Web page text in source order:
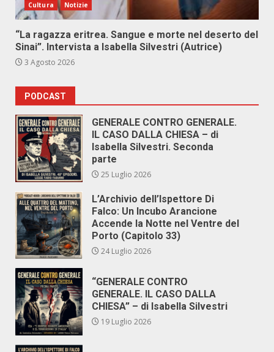
Cultura Notizie
“La ragazza eritrea. Sangue e morte nel deserto del
Sinai”. Intervista a Isabella Silvestri (Autrice)
3 Agosto 2026
PODCAST
GENERALE CONTRO GENERALE.
IL CASO DALLA CHIESA – di
Isabella Silvestri. Seconda
parte
25 Luglio 2026
L’Archivio dell’Ispettore Di
Falco: Un Incubo Arancione
Accende la Notte nel Ventre del
Porto (Capitolo 33)
24 Luglio 2026
“GENERALE CONTRO
GENERALE. IL CASO DALLA
CHIESA” – di Isabella Silvestri
19 Luglio 2026